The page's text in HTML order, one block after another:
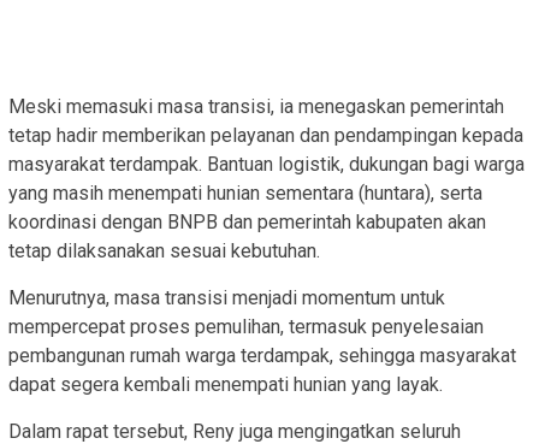
Meski memasuki masa transisi, ia menegaskan pemerintah
tetap hadir memberikan pelayanan dan pendampingan kepada
masyarakat terdampak. Bantuan logistik, dukungan bagi warga
yang masih menempati hunian sementara (huntara), serta
koordinasi dengan BNPB dan pemerintah kabupaten akan
tetap dilaksanakan sesuai kebutuhan.
Menurutnya, masa transisi menjadi momentum untuk
mempercepat proses pemulihan, termasuk penyelesaian
pembangunan rumah warga terdampak, sehingga masyarakat
dapat segera kembali menempati hunian yang layak.
Dalam rapat tersebut, Reny juga mengingatkan seluruh